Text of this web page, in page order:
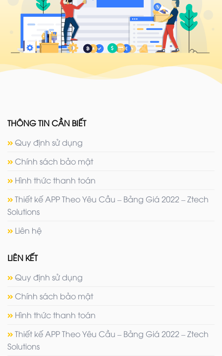
THÔNG TIN CẦN BIẾT
Quy định sử dụng
Chính sách bảo mật
Hình thức thanh toán
Thiết kế APP Theo Yêu Cầu – Bảng Giá 2022 – Ztech
Solutions
Liên hệ
LIÊN KẾT
Quy định sử dụng
Chính sách bảo mật
Hình thức thanh toán
Thiết kế APP Theo Yêu Cầu – Bảng Giá 2022 – Ztech
Solutions